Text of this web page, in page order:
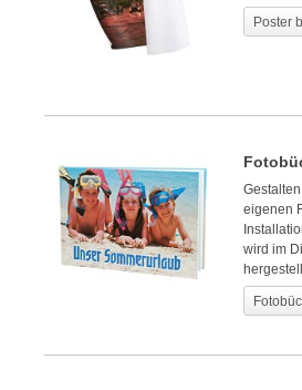
Poster
eigenen
wird im